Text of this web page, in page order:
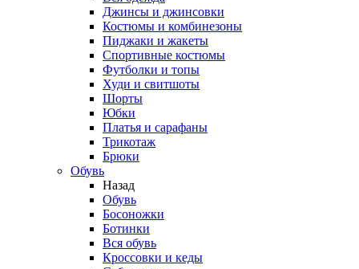
Джинсы и джинсовки
Костюмы и комбинезоны
Пиджаки и жакеты
Спортивные костюмы
Футболки и топы
Худи и свитшоты
Шорты
Юбки
Платья и сарафаны
Трикотаж
Брюки
Обувь
Назад
Обувь
Босоножки
Ботинки
Вся обувь
Кроссовки и кеды